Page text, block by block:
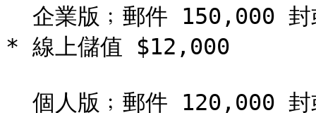
* 線上儲值 $12,000